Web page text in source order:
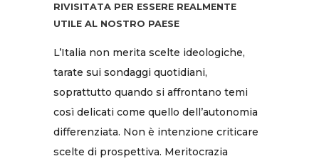
RIVISITATA PER ESSERE REALMENTE
UTILE AL NOSTRO PAESE
L’Italia non merita scelte ideologiche,
tarate sui sondaggi quotidiani,
soprattutto quando si affrontano temi
così delicati come quello dell’autonomia
differenziata. Non è intenzione criticare
scelte di prospettiva. Meritocrazia